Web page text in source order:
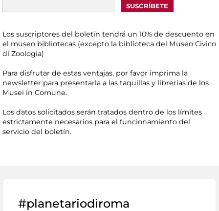
Los suscriptores del boletín tendrá un 10% de descuento en
el museo bibliotecas (excepto la biblioteca del Museo Civico
di Zoologia)
Para disfrutar de estas ventajas, por favor imprima la
newsletter para presentarla a las taquillas y librerias de los
Musei in Comune.
Los datos solicitados serán tratados dentro de los límites
estrictamente necesarios para el funcionamiento del
servicio del boletín.
#planetariodiroma